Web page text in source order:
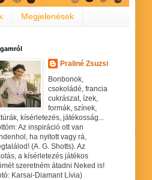
Megjelenések
Praliné Zsuzsi
Bonbonok,
csokoládé, francia
cukrászat, ízek,
formák, színek,
kísérletezés, játékosság...
Az inspiráció ott van
ha nyitott vagy rá,
(A. G. Shotts). Az
a kísérletezés játékos
szeretném átadni Neked is!
Karsai-Diamant Lívia)